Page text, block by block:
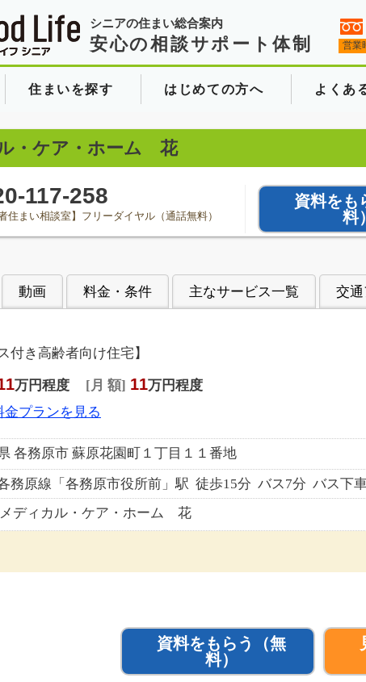
シニアの住まい総合案内
安心の相談サポート体制 営業
住まいを探す はじめての方へ よくあ
・ケア・ホーム 花
117-258
住まい相談室】フリーダイヤル（通話無料）
資料をも
料）
動画 料金・条件 主なサービス一覧 交通
付き高齢者向け住宅】
万円程度 月 額 11万円程度
金プランを見る
各務原市 蘇原花園町１丁目１１番地
務原線「各務原市役所前」駅 徒歩15分 バス7分 バス下
メディカル・ケア・ホーム 花
資料をもらう
（無
料）